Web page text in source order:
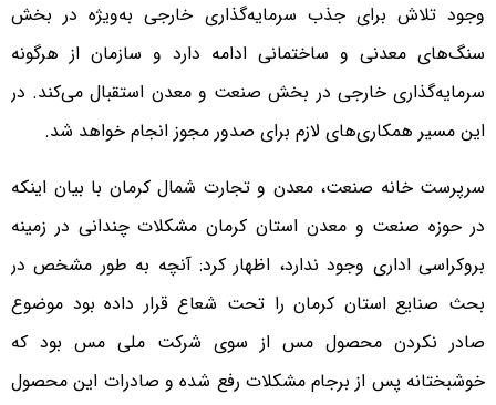
وجود تلاش برای جذب سرمایه‌گذاری خارجی به‌ویژه در بخش
سنگ‌های معدنی و ساختمانی ادامه دارد و سازمان از هرگونه
سرمایه‌گذاری خارجی در بخش صنعت و معدن استقبال می‌کند. در
این مسیر همکاری‌های لازم برای صدور مجوز انجام خواهد شد.
سرپرست خانه صنعت، معدن و تجارت شمال کرمان با بیان اینکه
در حوزه صنعت و معدن استان کرمان مشکلات چندانی در زمینه
بروکراسی اداری وجود ندارد، اظهار کرد: آنچه به طور مشخص در
بحث صنایع استان کرمان را تحت شعاع قرار داده بود موضوع
صادر نکردن محصول مس از سوی شرکت ملی مس بود که
خوشبختانه پس از برجام مشکلات رفع شده و صادرات این محصول